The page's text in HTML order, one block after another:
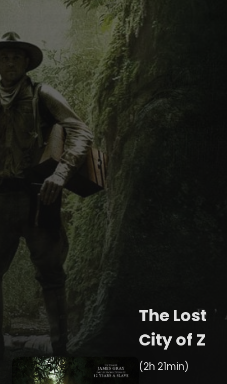
The Lost
City of Z
(2h 21min)